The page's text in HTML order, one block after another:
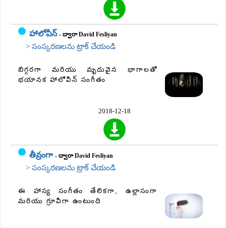
హాలోవీన్ - ద్వారా David Fesliyan
> సంస్కరణలను ట్రాక్ చేయండి
బిగ్గరగా మరియు మృదువైన భాగాలతో
భయానక హాలోవీన్ సంగీతం
2018-12-18
తీవ్రంగా - ద్వారా David Fesliyan
> సంస్కరణలను ట్రాక్ చేయండి
ఈ హాస్య సంగీతం తేలికగా, ఉల్లాసంగా
మరియు గ్రూవీగా ఉంటుంది